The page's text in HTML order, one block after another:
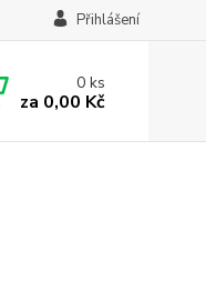
Přihlášení
0ks
za 0,00 Kč